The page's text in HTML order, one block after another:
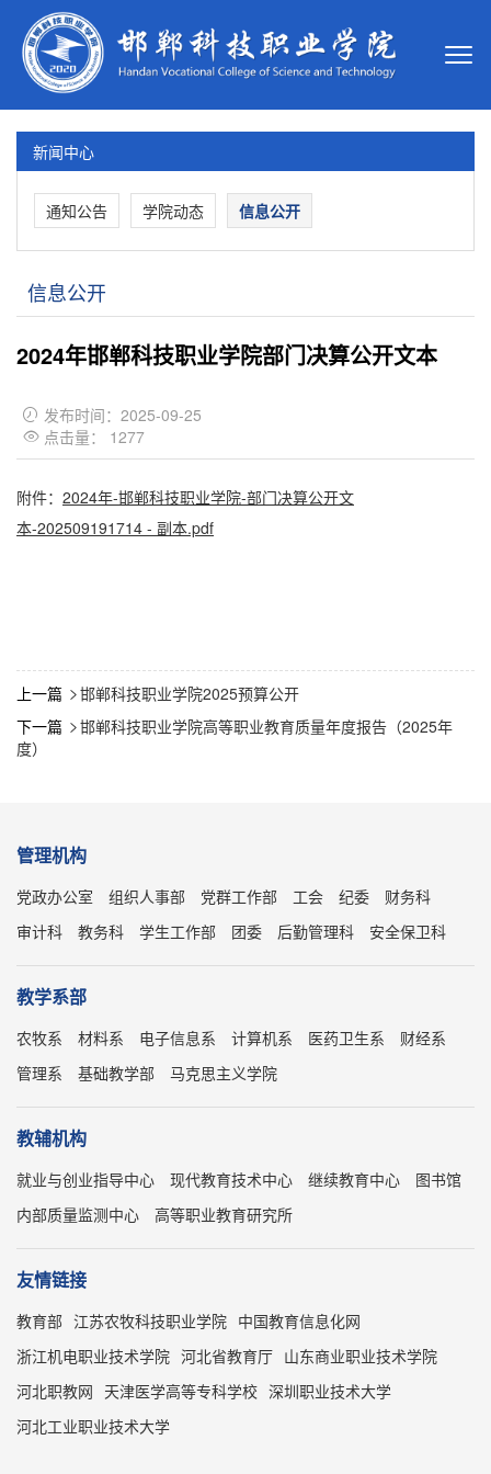
新闻中心
通知公告 学院动态 信息公开
信息公开
2024年邯郸科技职业学院部门决算公开文本
 发布时间：2025-09-25
 点击量： 1277
附件： 2024年-邯郸科技职业学院-部门决算公开文
本-202509191714 - 副本.pdf
上一篇  邯郸科技职业学院2025预算公开
下一篇  邯郸科技职业学院高等职业教育质量年度报告（2025年
度）
管理机构
党政办公室 组织人事部 党群工作部 工会 纪委
财务科
审计科
教务科 学生工作部 团委 后勤管理科 安全保卫科
教学系部
农牧系 材料系 电子信息系 计算机系 医药卫生系
财经系
管理系
基础教学部 马克思主义学院
教辅机构
就业与创业指导中心 现代教育技术中心 继续教育中心
图书馆
内部质量监测中心
高等职业教育研究所
友情链接
教育部 江苏农牧科技职业学院 中国教育信息化网
浙江机电职业技术学院 河北省教育厅 山东商业职业技术学院
河北职教网 天津医学高等专科学校 深圳职业技术大学
河北工业职业技术大学